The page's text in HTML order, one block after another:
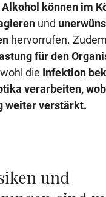
können im
und
hervorrufen.
für den
die Infektion
verarbeiten,
weiter verstärkt.
und